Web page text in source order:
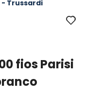
- Trussardi
fios Parisi